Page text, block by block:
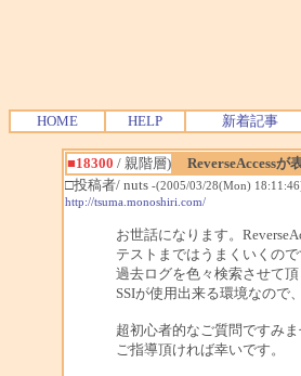
HOME HELP 新着記事
■18300 / 親階層)
ReverseAccessが
□投稿者/ nuts -(2005/03/28(Mon)
http://tsuma.monoshiri.com/
お世話になります。
テストまではうまくいくの
過去ログを色々検索させて
SSIが使用出来る環境なので
超初心者的なご質問ですみま
ご指導頂ければ幸いです。